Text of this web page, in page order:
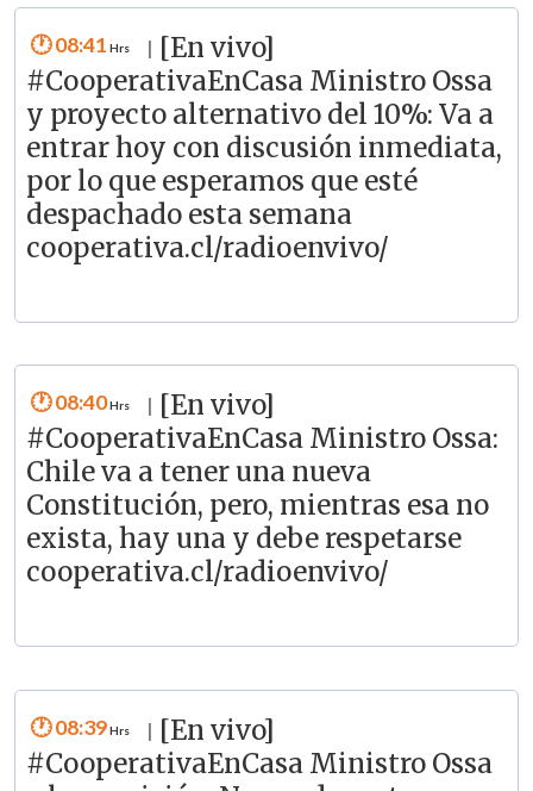
08:41
[En vivo]
#CooperativaEnCasa Ministro Ossa
y proyecto alternativo del 10%: Va a
entrar hoy con discusión inmediata,
por lo que esperamos que esté
despachado esta semana
cooperativa.cl/radioenvivo/
08:40
[En vivo]
#CooperativaEnCasa Ministro Ossa:
Chile va a tener una nueva
Constitución, pero, mientras esa no
exista, hay una y debe respetarse
cooperativa.cl/radioenvivo/
08:39
[En vivo]
#CooperativaEnCasa Ministro Ossa